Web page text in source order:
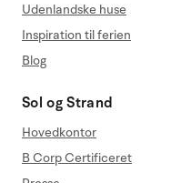
Udenlandske huse
Inspiration til ferien
Blog
Sol og Strand
Hovedkontor
B Corp Certificeret